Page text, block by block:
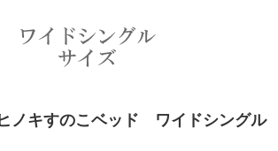
ノキすのこベッド ワイドシングル